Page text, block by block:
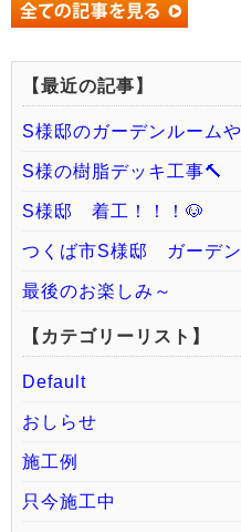
【最近の記事】
S様邸のガーデンルーム
S様の樹脂デッキ工事🔨
S様邸 着工！！！🐶
つくば市S様邸 ガーデ
最後のお楽しみ～
【カテゴリーリスト】
Default
おしらせ
施工例
只今施工中